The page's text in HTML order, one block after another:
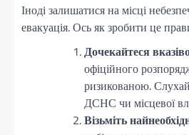
Іноді залишатися на місці
евакуація. Ось як зробити це
Дочекайтеся
офіційного
ризикованою.
ДСНС чи місцевої
Візьміть